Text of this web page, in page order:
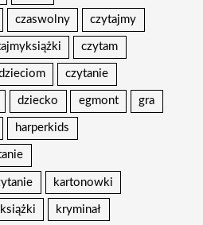
czaswolny czytajmy
czytam
czytanie
dziecko egmont gra
harperkids
kartonowki
kryminał